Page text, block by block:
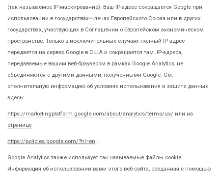
(так называемое IP-маскирование). Ваш IP-адрес сокращается Google при
использовании в государствах-членах Европейского Союза или в других
государствах, участвующих в Соглашении о Европейском экономическом
пространстве. Только в исключительных случаях полный IP-адрес
передается на сервер Google в США и сокращается там. IP-адреса,
передаваемые вашим веб-браузером в рамках Google Analytics, не
объединяются с другими данными, полученными Google. См.
ополнительную информацию об условиях использования и защите данных
здесь:
https://marketingplatform.google.com/about/analytics/terms/us/ или на
странице
https://policies.google.com/?hl=en .
Google Analytics также использует так называемые файлы cookie.
Информация об использовании вами этого веб-сайта, созданная с помощью